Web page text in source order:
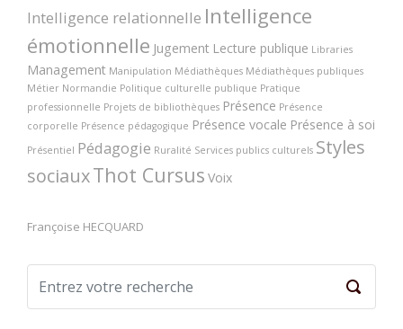
Intelligence relationnelle Intelligence
émotionnelle Jugement Lecture publique Libraries
Management Manipulation Médiathèques Médiathèques publiques
Métier Normandie Politique culturelle publique Pratique
professionnelle Projets de bibliothèques Présence Présence
corporelle Présence pédagogique Présence vocale Présence à soi
Présentiel Pédagogie Ruralité Services publics culturels Styles
sociauxThot Cursus Voix
Françoise HECQUARD